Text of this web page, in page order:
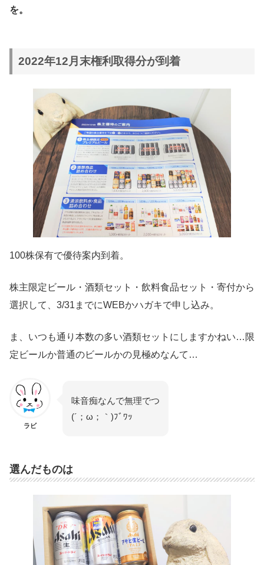
を。
2022年12月末権利取得分が到着
100株保有で優待案内到着。
株主限定ビール・酒類セット・飲料食品セット・寄付から
選択して、3/31までにWEBかハガキで申し込み。
ま、いつも通り本数の多い酒類セットにしますかねい…限
定ビールか普通のビールかの見極めなんて…
ラビ
味音痴なんで無理でつ
(´；ω；｀)ﾌﾞﾜｯ
選んだものは